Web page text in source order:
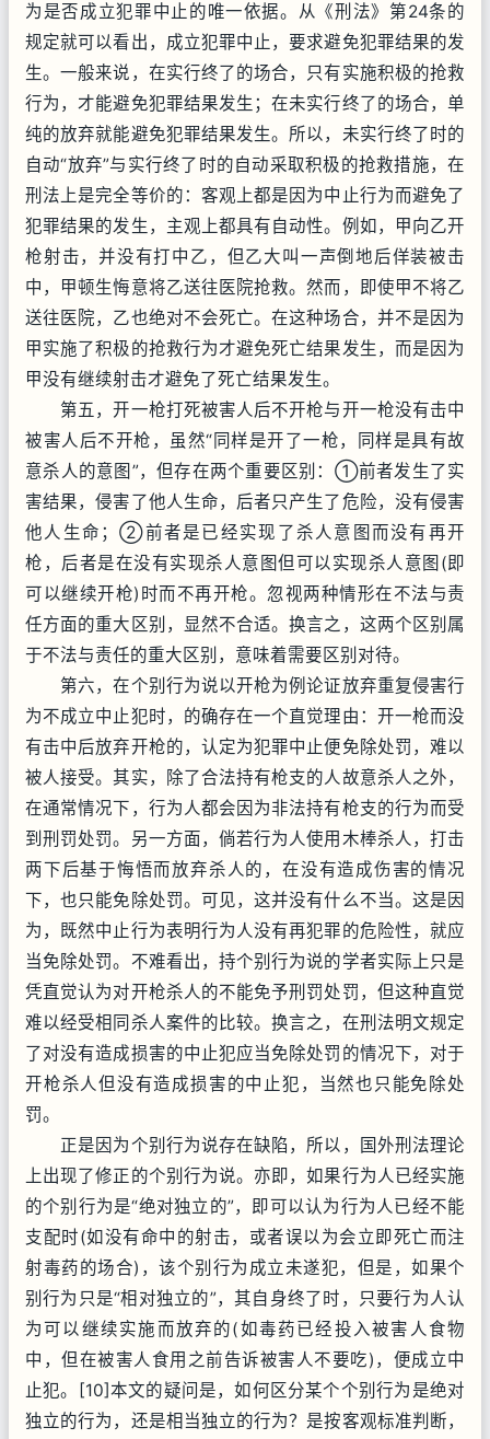
为是否成立犯罪中止的唯一依据。从《刑法》第24条的
规定就可以看出，成立犯罪中止，要求避免犯罪结果的发
生。一般来说，在实行终了的场合，只有实施积极的抢救
行为，才能避免犯罪结果发生；在未实行终了的场合，单
纯的放弃就能避免犯罪结果发生。所以，未实行终了时的
自动“放弃”与实行终了时的自动采取积极的抢救措施，在
刑法上是完全等价的：客观上都是因为中止行为而避免了
犯罪结果的发生，主观上都具有自动性。例如，甲向乙开
枪射击，并没有打中乙，但乙大叫一声倒地后佯装被击
中，甲顿生悔意将乙送往医院抢救。然而，即使甲不将乙
送往医院，乙也绝对不会死亡。在这种场合，并不是因为
甲实施了积极的抢救行为才避免死亡结果发生，而是因为
甲没有继续射击才避免了死亡结果发生。
第五，开一枪打死被害人后不开枪与开一枪没有击中
被害人后不开枪，虽然“同样是开了一枪，同样是具有故
意杀人的意图”，但存在两个重要区别：①前者发生了实
害结果，侵害了他人生命，后者只产生了危险，没有侵害
他人生命；②前者是已经实现了杀人意图而没有再开
枪，后者是在没有实现杀人意图但可以实现杀人意图(即
可以继续开枪)时而不再开枪。忽视两种情形在不法与责
任方面的重大区别，显然不合适。换言之，这两个区别属
于不法与责任的重大区别，意味着需要区别对待。
第六，在个别行为说以开枪为例论证放弃重复侵害行
为不成立中止犯时，的确存在一个直觉理由：开一枪而没
有击中后放弃开枪的，认定为犯罪中止便免除处罚，难以
被人接受。其实，除了合法持有枪支的人故意杀人之外，
在通常情况下，行为人都会因为非法持有枪支的行为而受
到刑罚处罚。另一方面，倘若行为人使用木棒杀人，打击
两下后基于悔悟而放弃杀人的，在没有造成伤害的情况
下，也只能免除处罚。可见，这并没有什么不当。这是因
为，既然中止行为表明行为人没有再犯罪的危险性，就应
当免除处罚。不难看出，持个别行为说的学者实际上只是
凭直觉认为对开枪杀人的不能免予刑罚处罚，但这种直觉
难以经受相同杀人案件的比较。换言之，在刑法明文规定
了对没有造成损害的中止犯应当免除处罚的情况下，对于
开枪杀人但没有造成损害的中止犯，当然也只能免除处
罚。
正是因为个别行为说存在缺陷，所以，国外刑法理论
上出现了修正的个别行为说。亦即，如果行为人已经实施
的个别行为是“绝对独立的”，即可以认为行为人已经不能
支配时(如没有命中的射击，或者误以为会立即死亡而注
射毒药的场合)，该个别行为成立未遂犯，但是，如果个
别行为只是“相对独立的”，其自身终了时，只要行为人认
为可以继续实施而放弃的(如毒药已经投入被害人食物
中，但在被害人食用之前告诉被害人不要吃)，便成立中
止犯。[10]本文的疑问是，如何区分某个个别行为是绝对
独立的行为，还是相当独立的行为？是按客观标准判断，